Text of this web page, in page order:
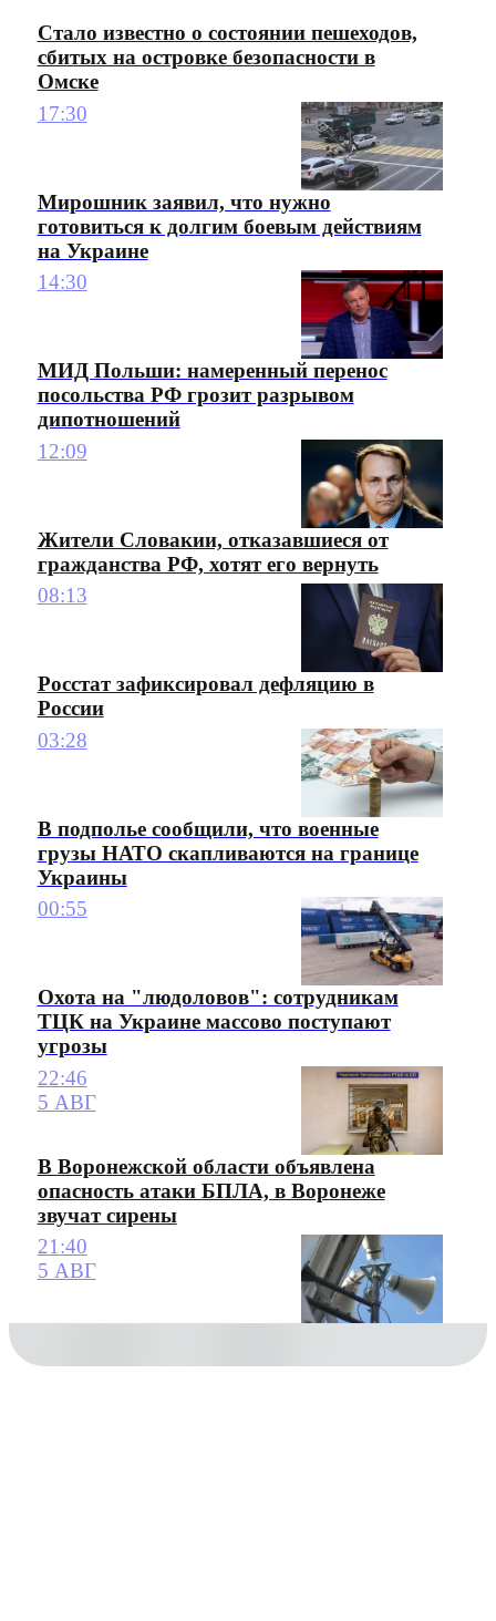
Стало известно о состоянии пешеходов,
сбитых на островке безопасности в
Омске
17:30
Мирошник заявил, что нужно
готовиться к долгим боевым действиям
на Украине
14:30
МИД Польши: намеренный перенос
посольства РФ грозит разрывом
дипотношений
12:09
Жители Словакии, отказавшиеся от
гражданства РФ, хотят его вернуть
08:13
Росстат зафиксировал дефляцию в
России
03:28
В подполье сообщили, что военные
грузы НАТО скапливаются на границе
Украины
00:55
Охота на "людоловов": сотрудникам
ТЦК на Украине массово поступают
угрозы
22:46
5 АВГ
В Воронежской области объявлена
опасность атаки БПЛА, в Воронеже
звучат сирены
21:40
5 АВГ